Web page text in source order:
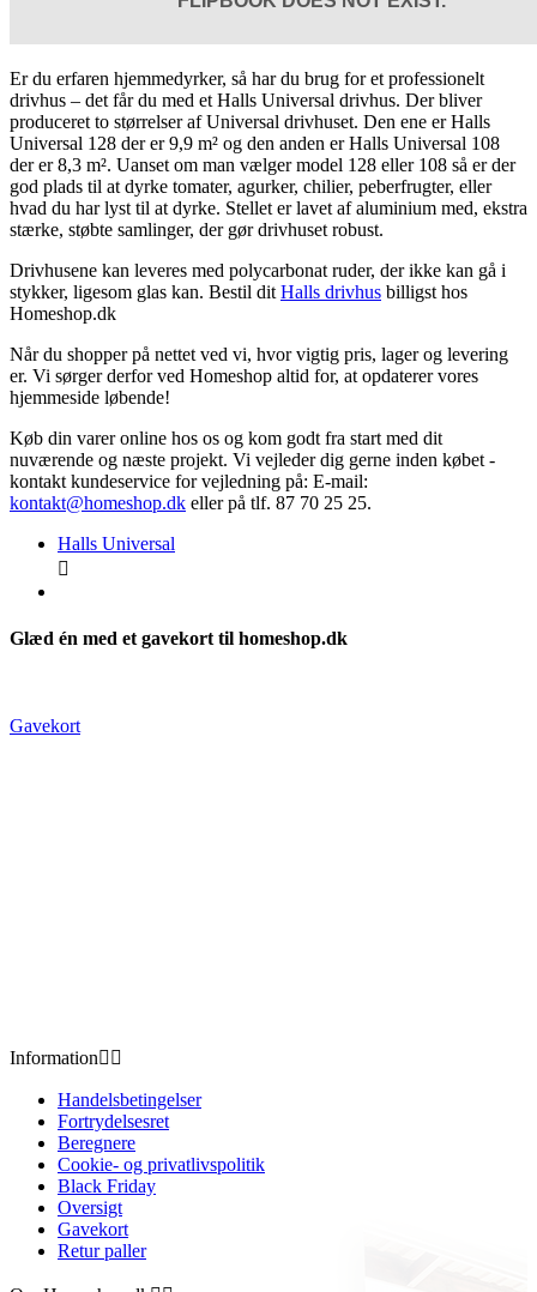
Er du erfaren hjemmedyrker, så har du brug for et professionelt
drivhus – det får du med et Halls Universal drivhus. Der bliver
produceret to størrelser af Universal drivhuset. Den ene er Halls
Universal 128 der er 9,9 m² og den anden er Halls Universal 108
der er 8,3 m². Uanset om man vælger model 128 eller 108 så er der
god plads til at dyrke tomater, agurker, chilier, peberfrugter, eller
hvad du har lyst til at dyrke. Stellet er lavet af aluminium med, ekstra
stærke, støbte samlinger, der gør drivhuset robust.
Drivhusene kan leveres med polycarbonat ruder, der ikke kan gå i
stykker, ligesom glas kan. Bestil dit Halls drivhus billigst hos
Homeshop.dk
Når du shopper på nettet ved vi, hvor vigtig pris, lager og levering
er. Vi sørger derfor ved Homeshop altid for, at opdaterer vores
hjemmeside løbende!
Køb din varer online hos os og kom godt fra start med dit
nuværende og næste projekt. Vi vejleder dig gerne inden købet -
kontakt kundeservice for vejledning på: E-mail:
kontakt@homeshop.dk eller på tlf. 87 70 25 25.
Halls Universal

Glæd én med et gavekort til homeshop.dk
Gavekort
Information 
Handelsbetingelser
Fortrydelsesret
Beregnere
Cookie- og privatlivspolitik
Black Friday
Oversigt
Gavekort
Retur paller